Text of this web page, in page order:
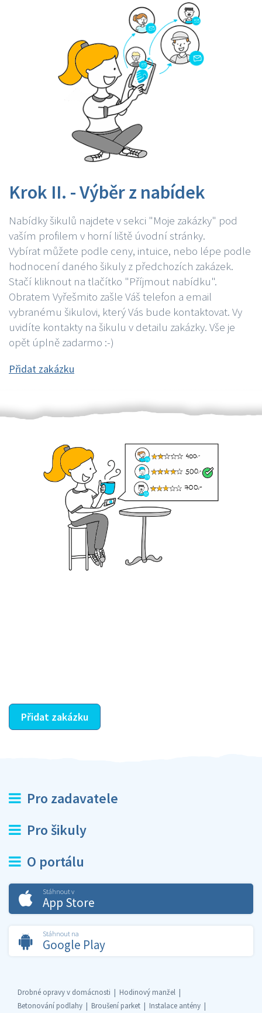
Krok II. - Výběr z nabídek
Nabídky šikulů najdete v sekci "Moje zakázky" pod
vaším profilem v horní liště úvodní stránky.
Vybírat můžete podle ceny, intuice, nebo lépe podle
hodnocení daného šikuly z předchozích zakázek.
Stačí kliknout na tlačítko "Příjmout nabídku".
Obratem Vyřešmito zašle Váš telefon a email
vybranému šikulovi, který Vás bude kontaktovat. Vy
uvidíte kontakty na šikulu v detailu zakázky. Vše je
opět úplně zadarmo :-)
Přidat zakázku
Přidat zakázku
Pro zadavatele
Pro šikuly
O portálu
Stáhnout v
App Store
Stáhnout na
Google Play
Drobné opravy v domácnosti
Hodinový manžel
Betonování podlahy
Broušení parket Instalace antény